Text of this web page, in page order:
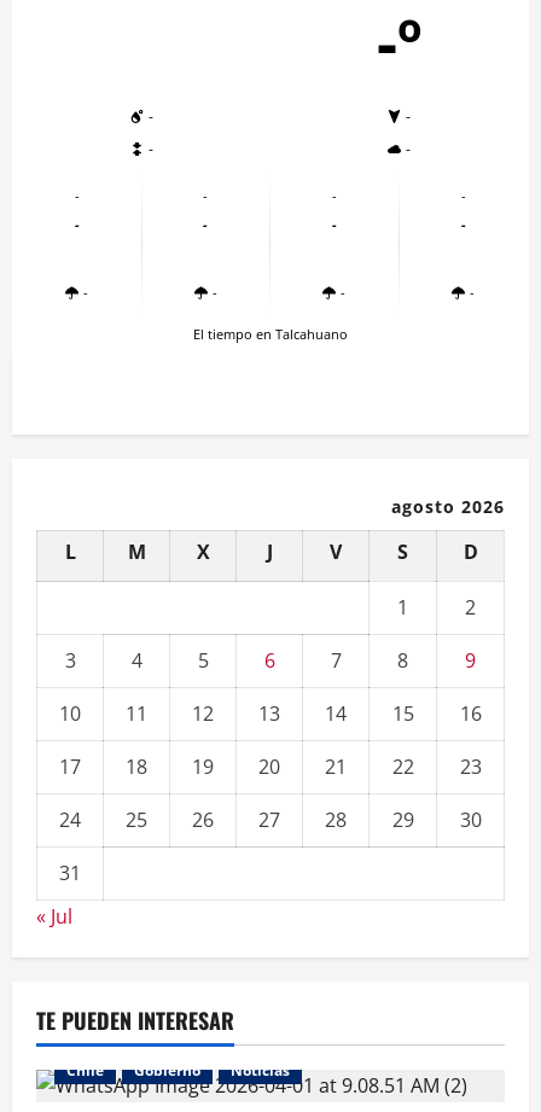
-º
-
-
-
-
-
-
-
-
-
-
-
-
-
-
-
-
El tiempo en Talcahuano
agosto 2026
L M X J V S D
1
2
3
4 5 6 7 8
9
10
11 12 13 14 15
16
17
18 19 20 21 22
23
24
25 26 27 28 29
30
31
« Jul
TE PUEDEN INTERESAR
Chile Gobierno Noticias